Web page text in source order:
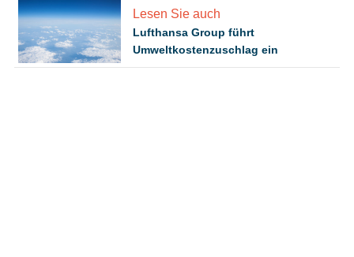
Lesen Sie auch
Lufthansa Group führt
Umweltkostenzuschlag ein